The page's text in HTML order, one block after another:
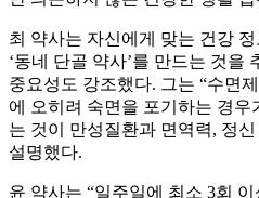
최 약사는 자신에게 맞는 건강
‘동네 단골 약사’를 만드는 것을
중요성도 강조했다. 그는 “수면
에 오히려 숙면을 포기하는 경
는 것이 만성질환과 면역력, 정
설명했다.
윤 약사는 “일주일에 최소 3회